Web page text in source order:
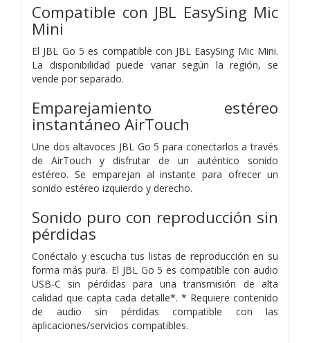
Compatible con JBL EasySing Mic
Mini
El JBL Go 5 es compatible con JBL EasySing Mic Mini.
La disponibilidad puede variar según la región, se
vende por separado.
Emparejamiento estéreo
instantáneo AirTouch
Une dos altavoces JBL Go 5 para conectarlos a través
de AirTouch y disfrutar de un auténtico sonido
estéreo. Se emparejan al instante para ofrecer un
sonido estéreo izquierdo y derecho.
Sonido puro con reproducción sin
pérdidas
Conéctalo y escucha tus listas de reproducción en su
forma más pura. El JBL Go 5 es compatible con audio
USB-C sin pérdidas para una transmisión de alta
calidad que capta cada detalle*. * Requiere contenido
de audio sin pérdidas compatible con las
aplicaciones/servicios compatibles.